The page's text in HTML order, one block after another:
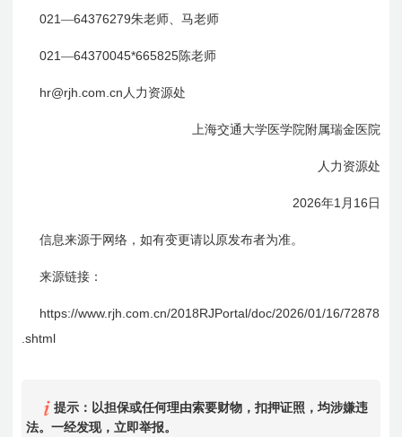
021—64376279朱老师、马老师
021—64370045*665825陈老师
hr@rjh.com.cn 人力资源处
上海交通大学医学院附属瑞金医院
人力资源处
2026年1 月 16 日
信息来源于网络，如有变更请以原发布者为准。
来源链接：
https://www.rjh.com.cn/2018RJPortal/doc/2026/01/16/72878
.shtml
提示：以担保或任何理由索要财物，扣押证照，均涉嫌违
法。一经发现，立即举报。